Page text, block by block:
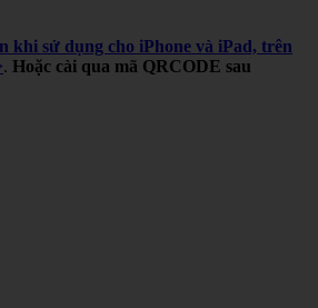
khi sử dụng cho iPhone và iPad, trên
. Hoặc cài qua mã QRCODE sau